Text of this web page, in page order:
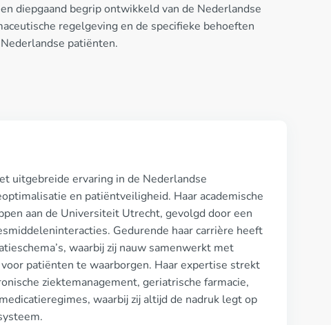
diepgaand begrip ontwikkeld van de Nederlandse
regelgeving en de specifieke behoeften
patiënten.
uitgebreide ervaring in de Nederlandse
en patiëntveiligheid. Haar academische
aan de Universiteit Utrecht, gevolgd door een
Gedurende haar carrière heeft
waarbij zij nauw samenwerkt met
patiënten te waarborgen. Haar expertise strekt
ziektemanagement, geriatrische farmacie,
waarbij zij altijd de nadruk legt op